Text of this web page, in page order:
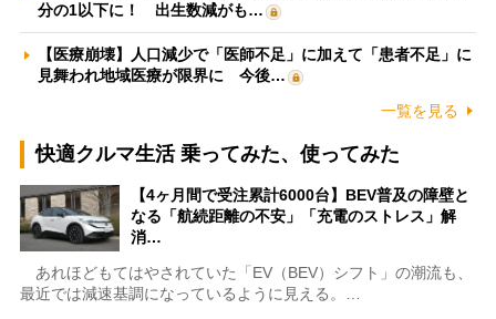
分の1以下に！ 出生数減がも…
【医療崩壊】人口減少で「医師不足」に加えて「患者不足」に
見舞われ地域医療が限界に 今後…
一覧を見る
快適クルマ生活 乗ってみた、使ってみた
【4ヶ月間で受注累計6000台】BEV普及の障壁と
なる「航続距離の不安」「充電のストレス」解
消…
あれほどもてはやされていた「EV（BEV）シフト」の潮流も、
最近では減速基調になっているように見える。…